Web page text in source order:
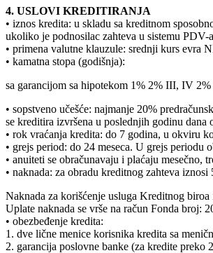
4. USLOVI KREDITIRANJA
• iznos kredita: u skladu sa kreditnom
ukoliko je podnosilac zahteva u sistemu PDV-
• primena valutne klauzule: srednji kurs evra
• kamatna stopa (godišnja):
sa garancijom sa hipotekom 1% 2% III, IV
• sopstveno učešće: najmanje 20%
se kreditira izvršena u poslednjih godinu dana
• rok vraćanja kredita: do 7 godina, u okviru
• grejs period: do 24 meseca. U grejs periodu
• anuiteti se obračunavaju i plaćaju mesečno,
• naknada: za obradu kreditnog zahteva iznosi
Naknada za korišćenje usluga Kreditnog
Uplate naknada se vrše na račun Fonda broj:
• obezbeđenje kredita:
1. dve lične menice korisnika kredita sa
2. garancija poslovne banke (za kredite preko